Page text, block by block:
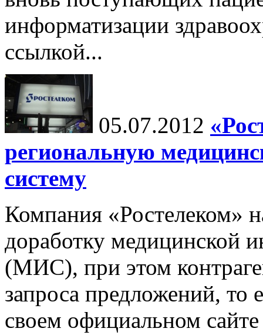
информатизации
ссылкой...
05.07.2012
региональную
систему
Компания «Ростелеком»
доработку медицинской
(МИС), при этом
запроса предложений, то
своем официальном